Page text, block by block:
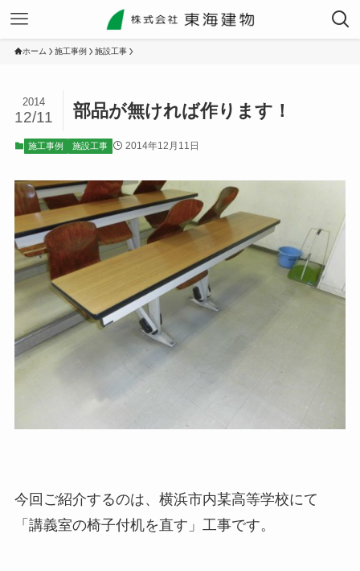
ホーム 施工事例 施設工事
部品が無ければ作ります！
2014
12/11
施工事例 施設工事 2014年12月11日
今回ご紹介するのは、横浜市内某高等学校にて
「講義室の椅子付机を直す」工事です。